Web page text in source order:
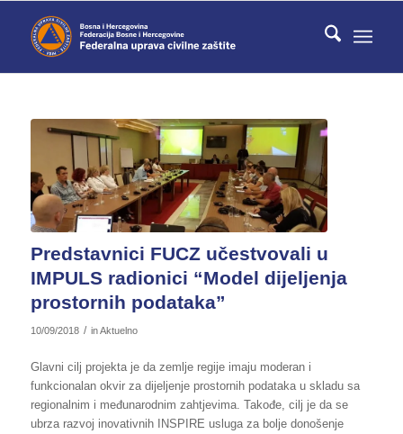
Predstavnici FUCZ učestvovali u
IMPULS radionici “Model dijeljenja
prostornih podataka”
10/09/2018 / inAktuelno
Glavni cilj projekta je da zemlje regije imaju moderan i
funkcionalan okvir za dijeljenje prostornih podataka u skladu sa
regionalnim i međunarodnim zahtjevima. Takođe, cilj je da se
ubrza razvoj inovativnih INSPIRE usluga za bolje donošenje